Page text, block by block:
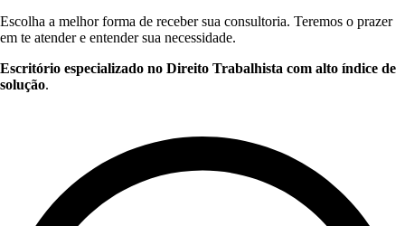
Escolha a melhor forma de receber sua consultoria. Teremos o prazer
em te atender e entender sua necessidade.
Escritório especializado no Direito Trabalhista com alto índice de
solução.